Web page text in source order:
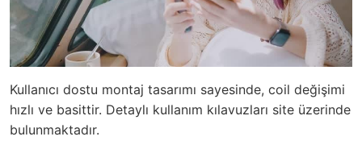
Kullanıcı dostu montaj tasarımı sayesinde, coil değişimi
hızlı ve basittir. Detaylı kullanım kılavuzları site üzerinde
bulunmaktadır.